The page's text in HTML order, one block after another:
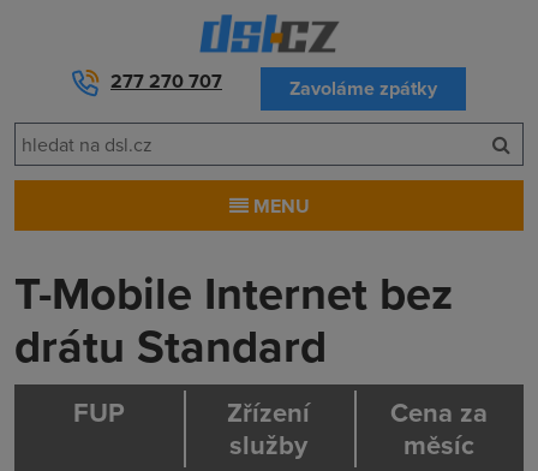
277 270 707 Zavoláme zpátky
MENU
T-Mobile Internet bez
drátu Standard
FUP
Zřízení
služby
Cena za
měsíc